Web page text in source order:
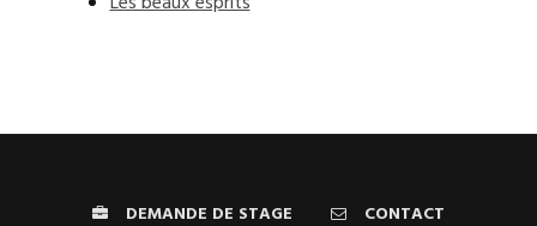
DEMANDE DE STAGE CONTACT